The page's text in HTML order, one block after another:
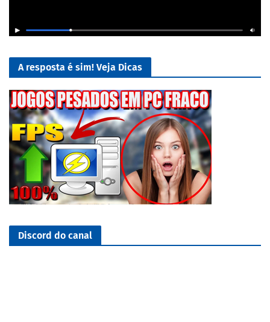
A resposta é sim! Veja Dicas
Discord do canal